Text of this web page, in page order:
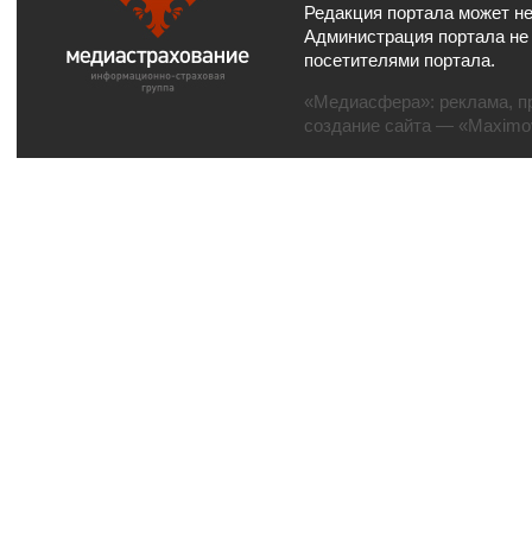
Редакция портала может
Администрация портала
посетителями портала.
«Медиасфера»: реклама,
создание сайта —